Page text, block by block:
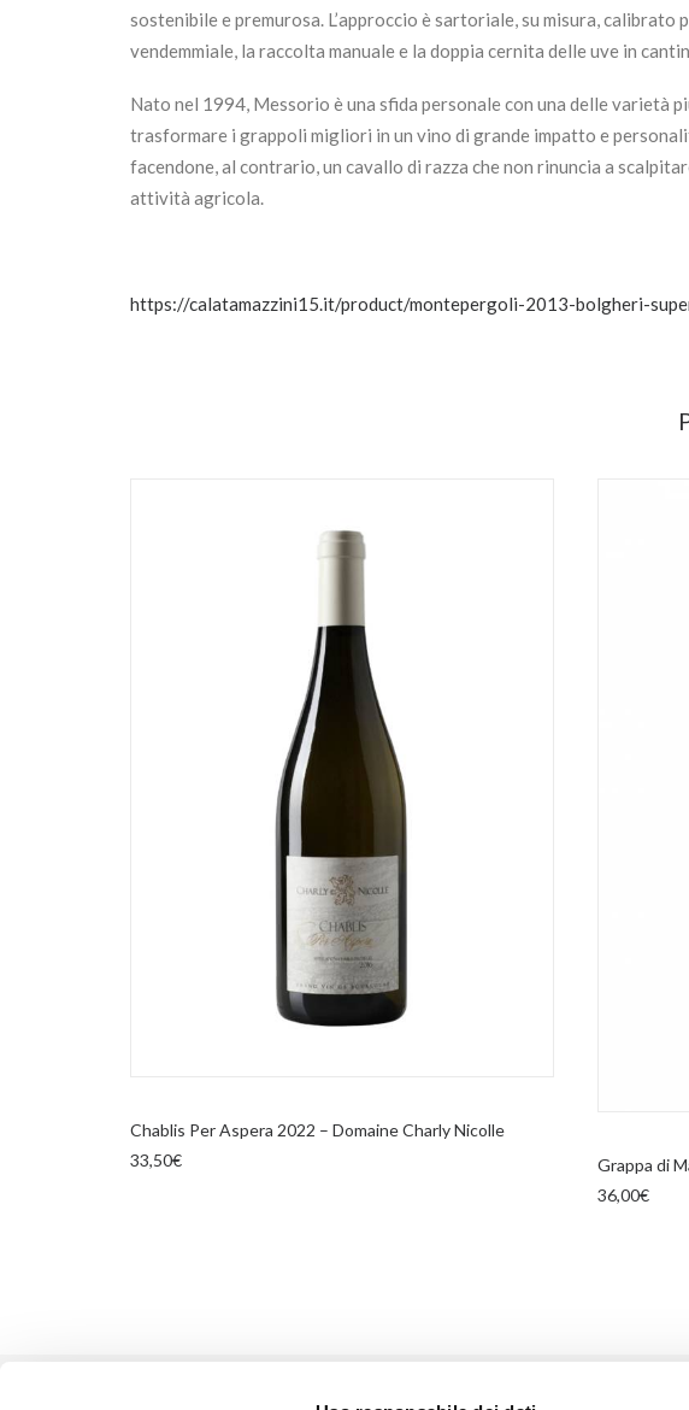
sostenibile e premurosa. L’approccio è sartoriale, su misura,
vendemmiale, la raccolta manuale e la doppia cernita delle uve in
Nato nel 1994, Messorio è una sfida personale con una delle varietà
trasformare i grappoli migliori in un vino di grande impatto e
facendone, al contrario, un cavallo di razza che non rinuncia a
attività agricola.
https://calatamazzini15.it/product/montepergoli-2013-bolgheri-
Chablis Per Aspera 2022 – Domaine Charly Nicolle
33,50€
Grappa di
36,00€